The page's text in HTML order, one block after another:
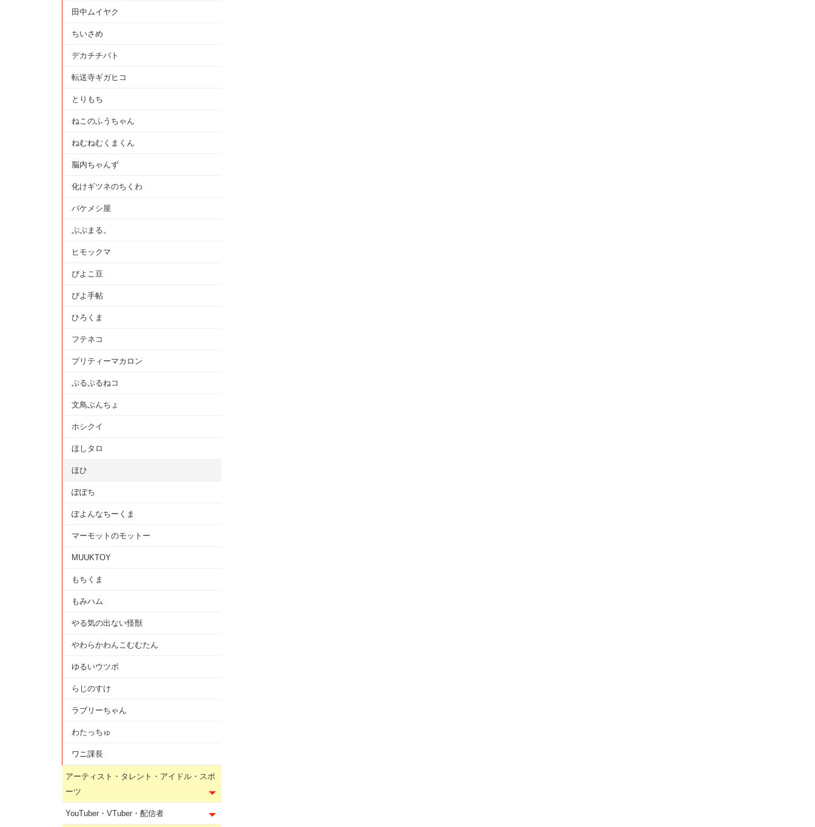
田中ムイヤク
ちいさめ
デカチチバト
転送寺ギガヒコ
とりもち
ねこのふうちゃん
ねむねむくまくん
脳内ちゃんず
化けギツネのちくわ
バケメシ屋
ぷぷまる。
ヒモックマ
ぴよこ豆
ぴよ手帖
ひろくま
フテネコ
プリティーマカロン
ぷるぷるねコ
文鳥ぶんちょ
ホシクイ
ほしタロ
ほひ
ぽぽち
ぽよんなちーくま
マーモットのモットー
MUUKTOY
もちくま
もみハム
やる気の出ない怪獣
やわらかわんこむむたん
ゆるいウツボ
らじのすけ
ラブリーちゃん
わたっちゅ
ワニ課長
アーティスト・タレント・アイドル・スポ
ーツ
YouTuber・VTuber・配信者